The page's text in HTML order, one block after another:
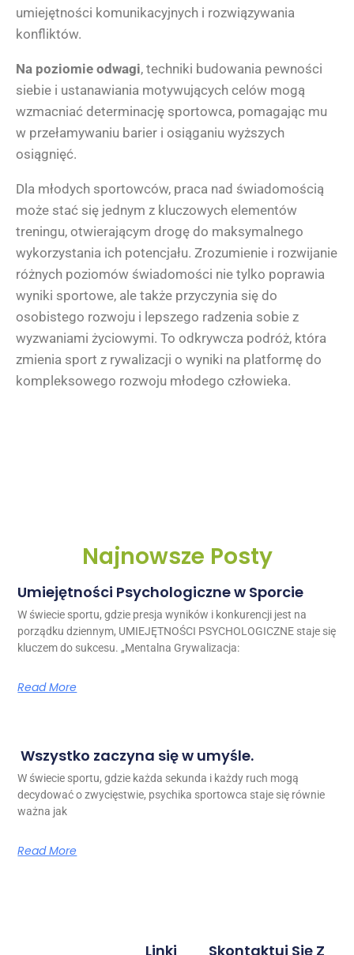
umiejętności komunikacyjnych i rozwiązywania
konfliktów.
Na poziomie odwagi, techniki budowania pewności
siebie i ustanawiania motywujących celów mogą
wzmacniać determinację sportowca, pomagając mu
w przełamywaniu barier i osiąganiu wyższych
osiągnięć.
Dla młodych sportowców, praca nad świadomością
może stać się jednym z kluczowych elementów
treningu, otwierającym drogę do maksymalnego
wykorzystania ich potencjału. Zrozumienie i rozwijanie
różnych poziomów świadomości nie tylko poprawia
wyniki sportowe, ale także przyczynia się do
osobistego rozwoju i lepszego radzenia sobie z
wyzwaniami życiowymi. To odkrywcza podróż, która
zmienia sport z rywalizacji o wyniki na platformę do
kompleksowego rozwoju młodego człowieka.
Najnowsze Posty
Umiejętności Psychologiczne w Sporcie
W świecie sportu, gdzie presja wyników i konkurencji jest na
porządku dziennym, UMIEJĘTNOŚCI PSYCHOLOGICZNE staje się
kluczem do sukcesu. „Mentalna Grywalizacja:
Read More
Wszystko zaczyna się w umyśle.
W świecie sportu, gdzie każda sekunda i każdy ruch mogą
decydować o zwycięstwie, psychika sportowca staje się równie
ważna jak
Read More
Linki Skontaktuj Się Z